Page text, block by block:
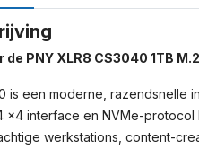
PNY XLR8 CS3040 1TB
is een moderne,
×4 interface en NVMe-
werkstations, content-